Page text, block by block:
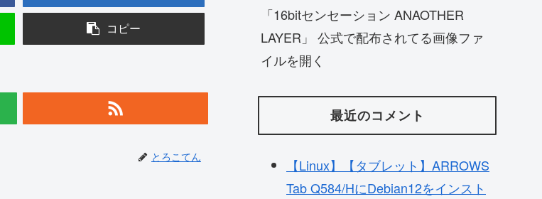
コピー
とろこてん
「16bitセンセーション ANAOTHER
LAYER」 公式で配布されてる画像ファ
イルを開く
最近のコメント
【Linux】【タブレット】ARROWS
Tab Q584/HにDebian12をインスト